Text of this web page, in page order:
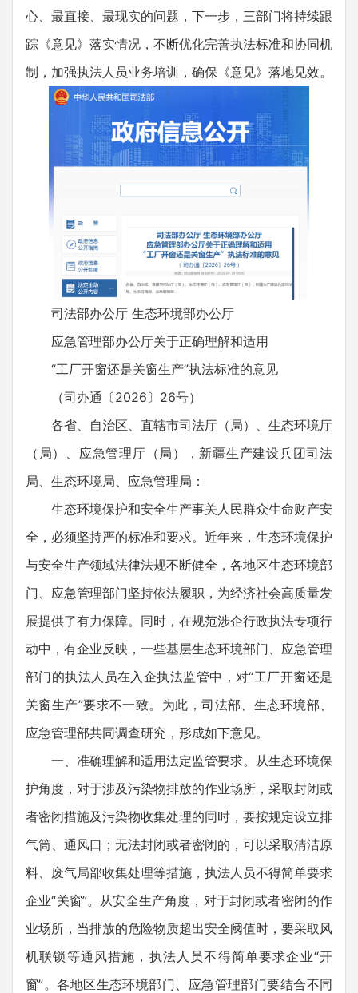
心、最直接、最现实的问题，下一步，三部门将持续跟
踪《意见》落实情况，不断优化完善执法标准和协同机
制，加强执法人员业务培训，确保《意见》落地见效。
司法部办公厅 生态环境部办公厅
应急管理部办公厅关于正确理解和适用
“工厂开窗还是关窗生产”执法标准的意见
（司办通〔2026〕26号）
各省、自治区、直辖市司法厅（局）、生态环境厅
（局）、应急管理厅（局），新疆生产建设兵团司法
局、生态环境局、应急管理局：
生态环境保护和安全生产事关人民群众生命财产安
全，必须坚持严的标准和要求。近年来，生态环境保护
与安全生产领域法律法规不断健全，各地区生态环境部
门、应急管理部门坚持依法履职，为经济社会高质量发
展提供了有力保障。同时，在规范涉企行政执法专项行
动中，有企业反映，一些基层生态环境部门、应急管理
部门的执法人员在入企执法监管中，对“工厂开窗还是
关窗生产”要求不一致。为此，司法部、生态环境部、
应急管理部共同调查研究，形成如下意见。
一、准确理解和适用法定监管要求。从生态环境保
护角度，对于涉及污染物排放的作业场所，采取封闭或
者密闭措施及污染物收集处理的同时，要按规定设立排
气筒、通风口；无法封闭或者密闭的，可以采取清洁原
料、废气局部收集处理等措施，执法人员不得简单要求
企业“关窗”。从安全生产角度，对于封闭或者密闭的作
业场所，当排放的危险物质超出安全阈值时，要采取风
机联锁等通风措施，执法人员不得简单要求企业“开
窗”。各地区生态环境部门、应急管理部门要结合不同